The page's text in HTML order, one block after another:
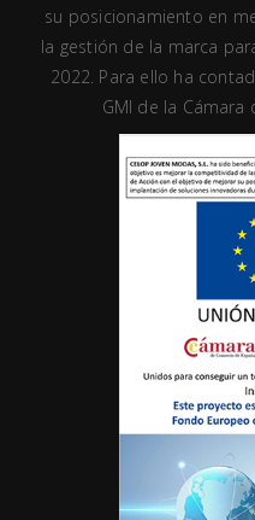
su posicionamiento en
la gestión de la marca
2022. Para ello ha
GMI de la Cámara